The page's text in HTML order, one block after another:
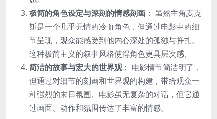
极简的角色设定与深刻的情感刻画 ： 虽然主角麦克
斯是一个几乎无情的冷血角色，但通过电影中的细
节呈现，观众能感受到他内心深处的孤独与挣扎。
这种极简主义的叙事风格使得角色更具层次感。
简洁的故事与宏大的世界观： 电影情节简洁明了，
但通过对细节的刻画和世界观的构建，带给观众一
种强烈的末日氛围。电影虽无复杂的对话，但它通
过画面、动作和氛围传达了丰富的情感。